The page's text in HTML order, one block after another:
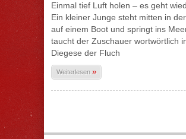
Einmal tief Luft holen – es geht
Ein kleiner Junge steht mitten in
auf einem Boot und springt ins
taucht der Zuschauer wortwörtlich
Diegese der Fluch
Weiterlesen »